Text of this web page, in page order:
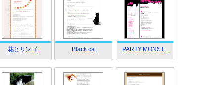
花とリンゴ Black cat PARTY MONST...